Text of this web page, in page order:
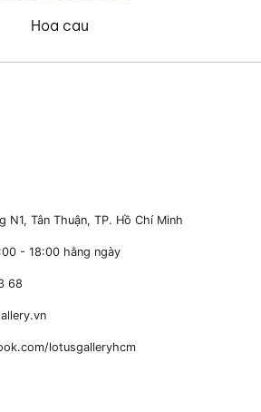
Hoa cau
N1, Tân Thuận, TP. Hồ Chí Minh
- 18:00 hằng ngày
68
lotusgalleryhcm